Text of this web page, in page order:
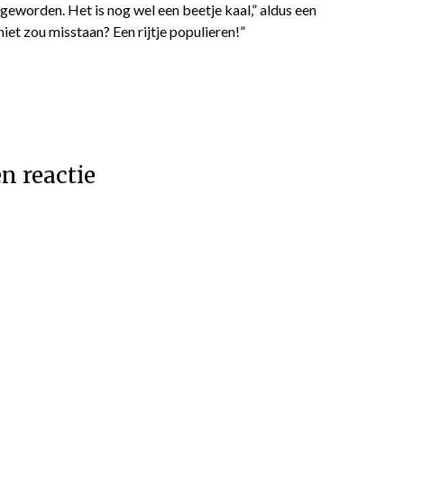
Het is nog wel een beetje kaal,” aldus een
zou misstaan? Een rijtje populieren!”
reactie